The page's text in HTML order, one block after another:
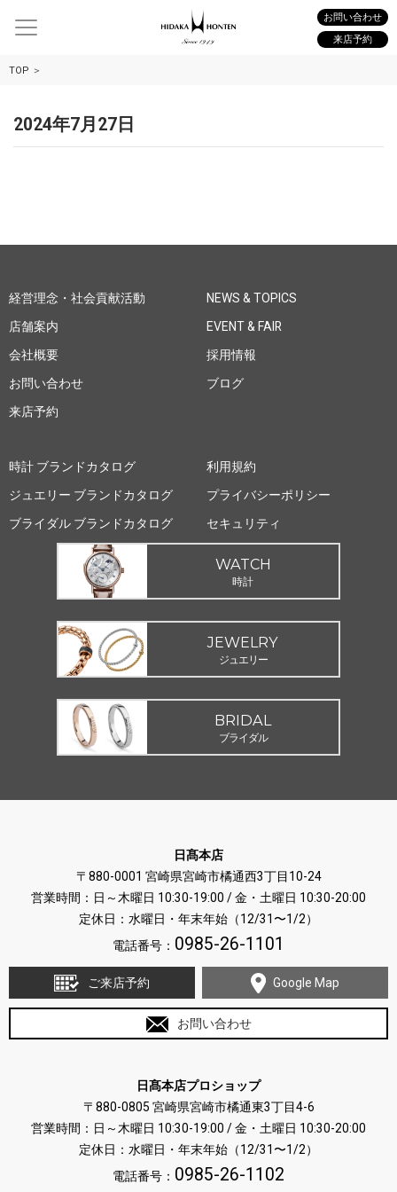
お問い合わせ
来店予約
TOP
2024年7月27日
経営理念・社会貢献活動
店舗案内
会社概要
お問い合わせ
来店予約
NEWS & TOPICS
EVENT & FAIR
採用情報
ブログ
時計 ブランドカタログ
ジュエリー ブランドカタログ
ブライダル ブランドカタログ
利用規約
プライバシーポリシー
セキュリティ
WATCH
時計
JEWELRY
ジュエリー
BRIDAL
ブライダル
日髙本店
〒880-0001 宮崎県宮崎市橘通西3丁目10-24
営業時間：日～木曜日 10:30-19:00 / 金・土曜日 10:30-20:00
定休日：水曜日・年末年始（12/31〜1/2）
電話番号： 0985-26-1101
ご来店予約 Google Map
お問い合わせ
日髙本店プロショップ
〒880-0805 宮崎県宮崎市橘通東3丁目4-6
営業時間：日～木曜日 10:30-19:00 / 金・土曜日 10:30-20:00
定休日：水曜日・年末年始（12/31〜1/2）
電話番号： 0985-26-1102